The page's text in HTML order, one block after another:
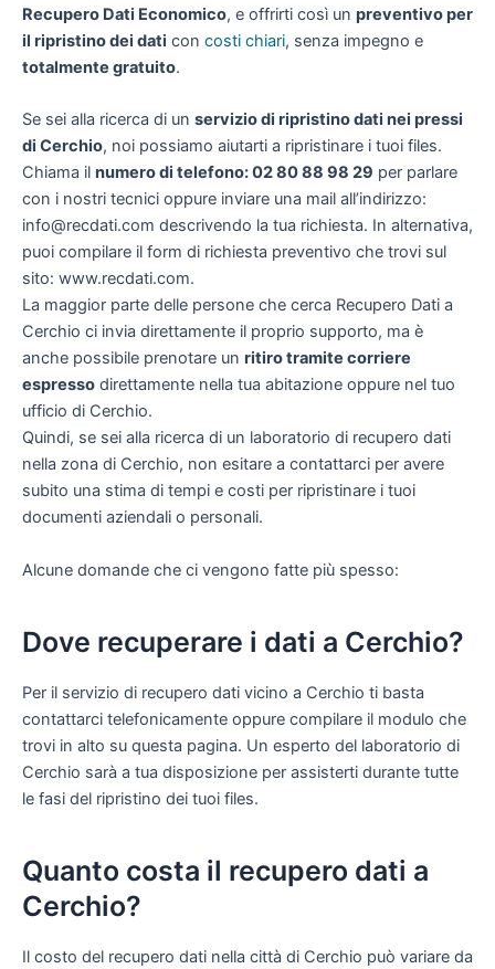
Recupero Dati Economico, e offrirti così un preventivo per
il ripristino dei dati con costi chiari, senza impegno e
totalmente gratuito.
Se sei alla ricerca di un servizio di ripristino dati nei pressi
di Cerchio, noi possiamo aiutarti a ripristinare i tuoi files.
Chiama il numero di telefono: 02 80 88 98 29 per parlare
con i nostri tecnici oppure inviare una mail all’indirizzo:
info@recdati.com descrivendo la tua richiesta. In alternativa,
puoi compilare il form di richiesta preventivo che trovi sul
sito: www.recdati.com.
La maggior parte delle persone che cerca Recupero Dati a
Cerchio ci invia direttamente il proprio supporto, ma è
anche possibile prenotare un ritiro tramite corriere
espresso direttamente nella tua abitazione oppure nel tuo
ufficio di Cerchio.
Quindi, se sei alla ricerca di un laboratorio di recupero dati
nella zona di Cerchio, non esitare a contattarci per avere
subito una stima di tempi e costi per ripristinare i tuoi
documenti aziendali o personali.
Alcune domande che ci vengono fatte più spesso:
Dove recuperare i dati a Cerchio?
Per il servizio di recupero dati vicino a Cerchio ti basta
contattarci telefonicamente oppure compilare il modulo che
trovi in alto su questa pagina. Un esperto del laboratorio di
Cerchio sarà a tua disposizione per assisterti durante tutte
le fasi del ripristino dei tuoi files.
Quanto costa il recupero dati a
Cerchio?
Il costo del recupero dati nella città di Cerchio può variare da